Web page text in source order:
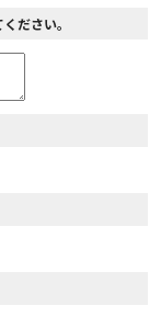
ださい。